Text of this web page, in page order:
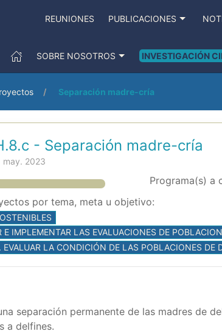
REUNIONES PUBLICACIONES
SOBRE NOSOTROS INVESTIGACIÓN
Separación madre-cría
- Separación madre-cría
may. 2023
Programa(s) a
por tema, meta u objetivo:
E IMPLEMENTAR LAS EVALUACIONES DE
EVALUAR LA CONDICIÓN DE LAS POBLACIONES DE
separación permanente de las madres de
a delfines.